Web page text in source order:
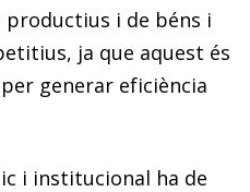
productius i de béns i
ja que aquest és
generar eficiència
i institucional ha de